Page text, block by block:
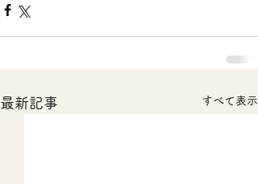
最新記事 すべて表示